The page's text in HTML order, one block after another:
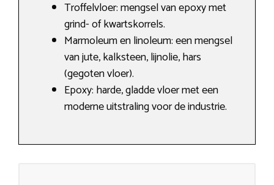
Troffelvloer: mengsel van epoxy met
grind- of kwartskorrels.
Marmoleum en linoleum: een mengsel
van jute, kalksteen, lijnolie, hars
(gegoten vloer).
Epoxy: harde, gladde vloer met een
moderne uitstraling voor de industrie.